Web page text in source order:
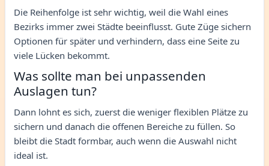
Die Reihenfolge ist sehr wichtig, weil die Wahl eines
Bezirks immer zwei Städte beeinflusst. Gute Züge sichern
Optionen für später und verhindern, dass eine Seite zu
viele Lücken bekommt.
Was sollte man bei unpassenden
Auslagen tun?
Dann lohnt es sich, zuerst die weniger flexiblen Plätze zu
sichern und danach die offenen Bereiche zu füllen. So
bleibt die Stadt formbar, auch wenn die Auswahl nicht
ideal ist.